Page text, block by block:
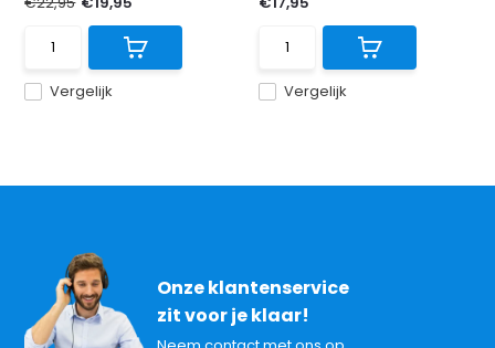
Vergelijk Vergelijk
Onze klantenservice
zit voor je klaar!